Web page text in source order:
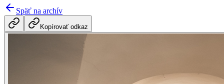
Späť na archív
Kopírovať odkaz